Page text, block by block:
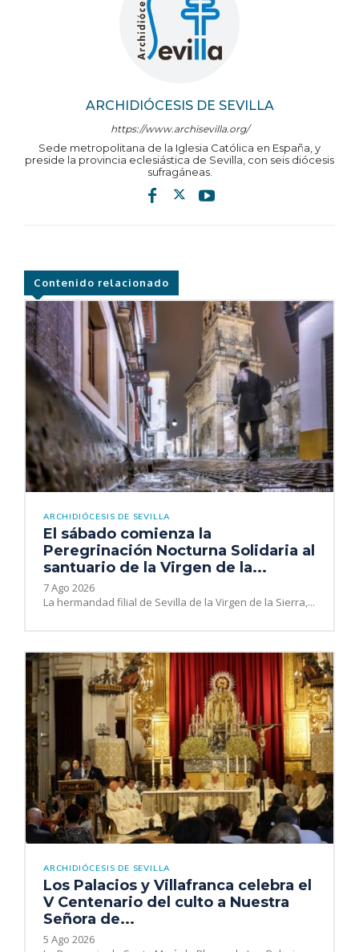
ARCHIDIÓCESIS DE SEVILLA
https://www.archisevilla.org/
Sede metropolitana de la Iglesia Católica en España, y
preside la provincia eclesiástica de Sevilla, con seis diócesis
sufragáneas.
Contenido relacionado
ARCHIDIÓCESIS DE SEVILLA
El sábado comienza la
Peregrinación Nocturna Solidaria al
santuario de la Virgen de la...
7 Ago 2026
La hermandad filial de Sevilla de la Virgen de la Sierra,...
ARCHIDIÓCESIS DE SEVILLA
Los Palacios y Villafranca celebra el
V Centenario del culto a Nuestra
Señora de...
5 Ago 2026